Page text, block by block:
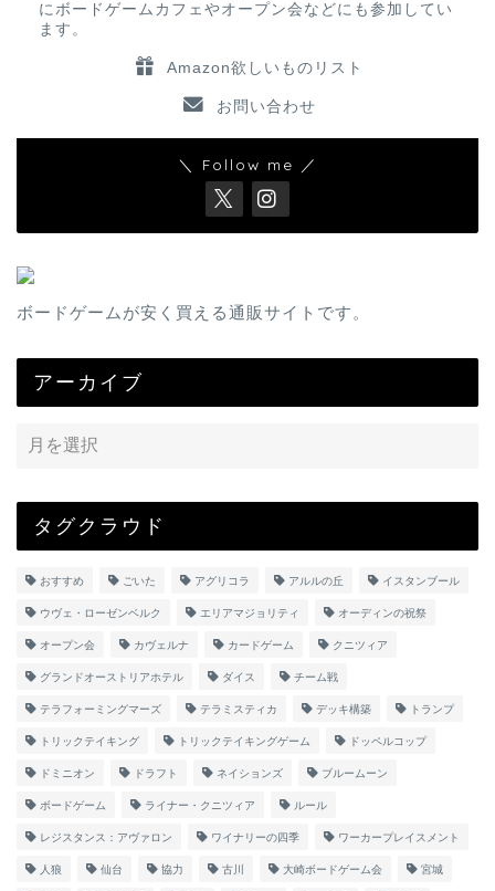
にボードゲームカフェやオープン会などにも参加してい
ます。
Amazon欲しいものリスト
お問い合わせ
＼ Follow me ／
ボードゲームが安く買える通販サイトです。
アーカイブ
タグクラウド
おすすめ ごいた アグリコラ アルルの丘 イスタンブール
ウヴェ・ローゼンベルク エリアマジョリティ オーディンの祝祭
オープン会 カヴェルナ カードゲーム クニツィア
グランドオーストリアホテル ダイス チーム戦
テラフォーミングマーズ テラミスティカ デッキ構築 トランプ
トリックテイキング トリックテイキングゲーム ドッペルコップ
ドミニオン ドラフト ネイションズ ブルームーン
ボードゲーム ライナー・クニツィア ルール
レジスタンス：アヴァロン ワイナリーの四季 ワーカープレイスメント
人狼 仙台 協力 古川 大崎ボードゲーム会 宮城